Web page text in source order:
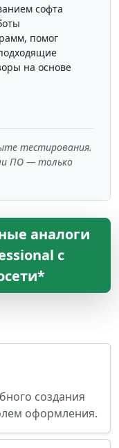
софта
помог
на основе
тестирования.
ПО — только
аналоги
с
создания
оформления.